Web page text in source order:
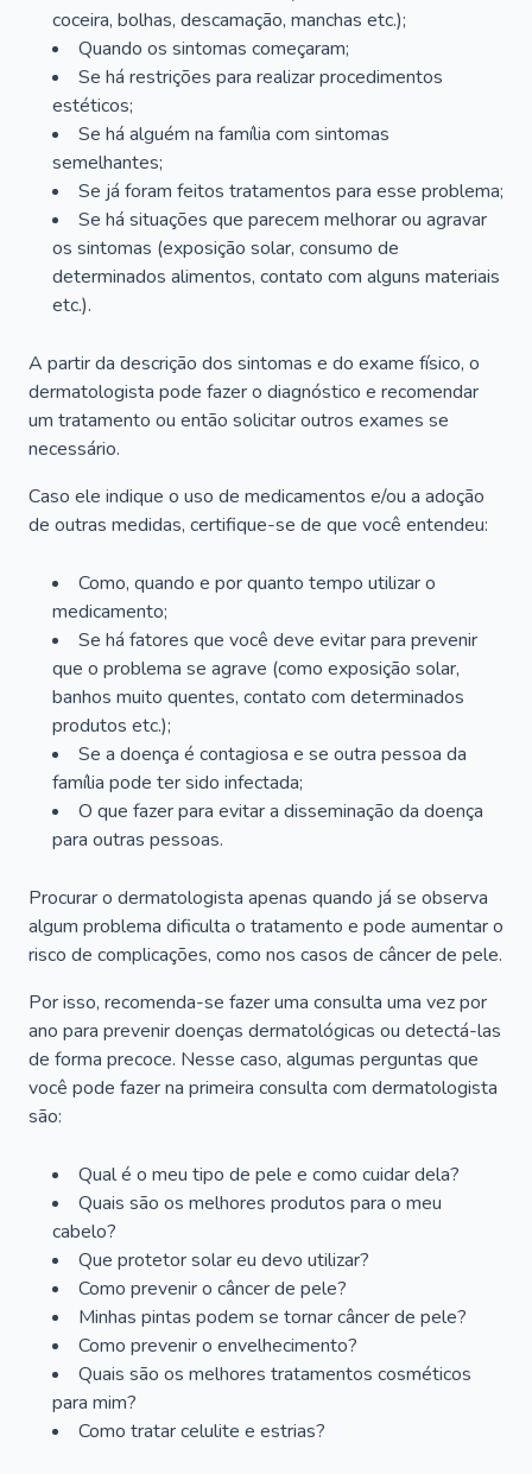
coceira, bolhas, descamação, manchas etc.);
Quando os sintomas começaram;
Se há restrições para realizar procedimentos
estéticos;
Se há alguém na família com sintomas
semelhantes;
Se já foram feitos tratamentos para esse problema;
Se há situações que parecem melhorar ou agravar
os sintomas (exposição solar, consumo de
determinados alimentos, contato com alguns materiais
etc.).
A partir da descrição dos sintomas e do exame físico, o
dermatologista pode fazer o diagnóstico e recomendar
um tratamento ou então solicitar outros exames se
necessário.
Caso ele indique o uso de medicamentos e/ou a adoção
de outras medidas, certifique-se de que você entendeu:
Como, quando e por quanto tempo utilizar o
medicamento;
Se há fatores que você deve evitar para prevenir
que o problema se agrave (como exposição solar,
banhos muito quentes, contato com determinados
produtos etc.);
Se a doença é contagiosa e se outra pessoa da
família pode ter sido infectada;
O que fazer para evitar a disseminação da doença
para outras pessoas.
Procurar o dermatologista apenas quando já se observa
algum problema dificulta o tratamento e pode aumentar o
risco de complicações, como nos casos de câncer de pele.
Por isso, recomenda-se fazer uma consulta uma vez por
ano para prevenir doenças dermatológicas ou detectá-las
de forma precoce. Nesse caso, algumas perguntas que
você pode fazer na primeira consulta com dermatologista
são:
Qual é o meu tipo de pele e como cuidar dela?
Quais são os melhores produtos para o meu
cabelo?
Que protetor solar eu devo utilizar?
Como prevenir o câncer de pele?
Minhas pintas podem se tornar câncer de pele?
Como prevenir o envelhecimento?
Quais são os melhores tratamentos cosméticos
para mim?
Como tratar celulite e estrias?